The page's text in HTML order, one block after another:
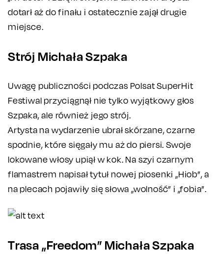
dotarł aż do finału i ostatecznie zajął drugie
miejsce.
Strój Michała Szpaka
Uwagę publiczności podczas Polsat SuperHit
Festiwal przyciągnął nie tylko wyjątkowy głos
Szpaka, ale również jego strój.
Artysta na wydarzenie ubrał skórzane, czarne
spodnie, które sięgały mu aż do piersi. Swoje
lokowane włosy upiął w kok. Na szyi czarnym
flamastrem napisał tytuł nowej piosenki „Hiob”, a
na plecach pojawiły się słowa „wolność” i „fobia”.
Trasa „Freedom” Michała Szpaka